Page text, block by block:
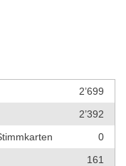
2’699
2’392
0
161